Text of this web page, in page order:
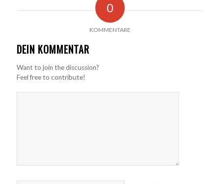
0
KOMMENTARE
DEIN KOMMENTAR
Want to join the discussion?
Feel free to contribute!